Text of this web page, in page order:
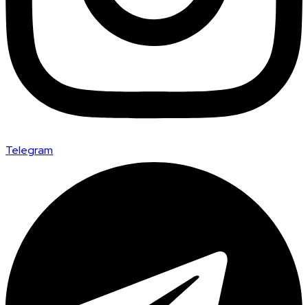
Telegram